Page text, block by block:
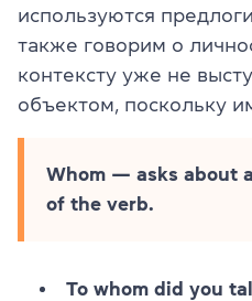
используются
также говорим о
контексту уже не
объектом, поскольку
Whom — asks about
of the verb.
To whom did you